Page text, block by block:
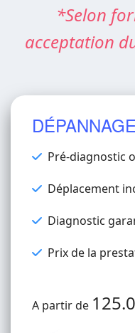
*Selon
acceptation
Pré-diagnostic
Déplacement
Diagnostic
Prix de la
A partir de